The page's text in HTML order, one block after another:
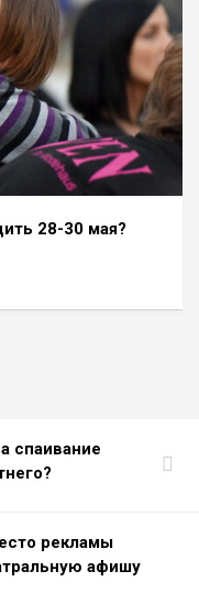
28-30 мая?
спаивание
рекламы
афишу